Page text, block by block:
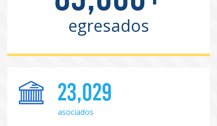
egresados
23,029
asociados